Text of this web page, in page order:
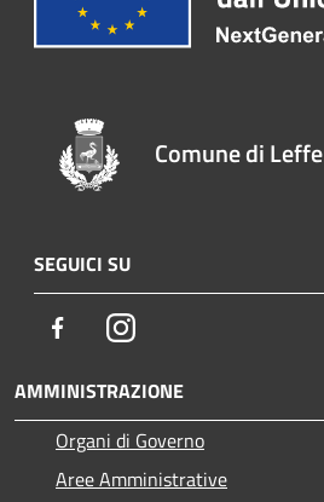
Comune di Leffe
SEGUICI SU
FacebookInstagram
AMMINISTRAZIONE
Organi di Governo
Aree Amministrative